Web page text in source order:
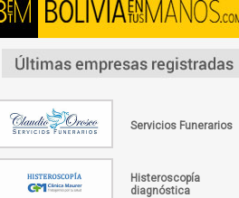
Servicios Funerarios
Histeroscopía
diagnóstica